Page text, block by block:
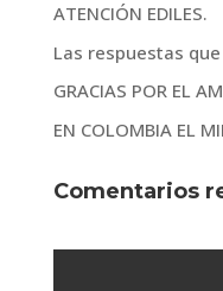
ATENCIÓN EDILES.
Las respuestas
GRACIAS POR EL
EN COLOMBIA EL
Comentarios